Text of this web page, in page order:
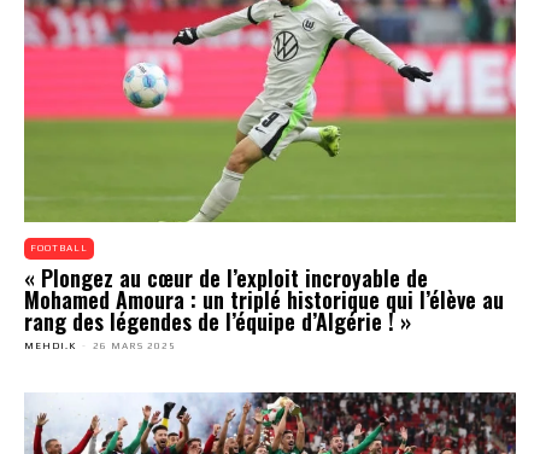
FOOTBALL
« Plongez au cœur de l’exploit incroyable de
Mohamed Amoura : un triplé historique qui l’élève au
rang des légendes de l’équipe d’Algérie ! »
MEHDI.K - 26 MARS 2025